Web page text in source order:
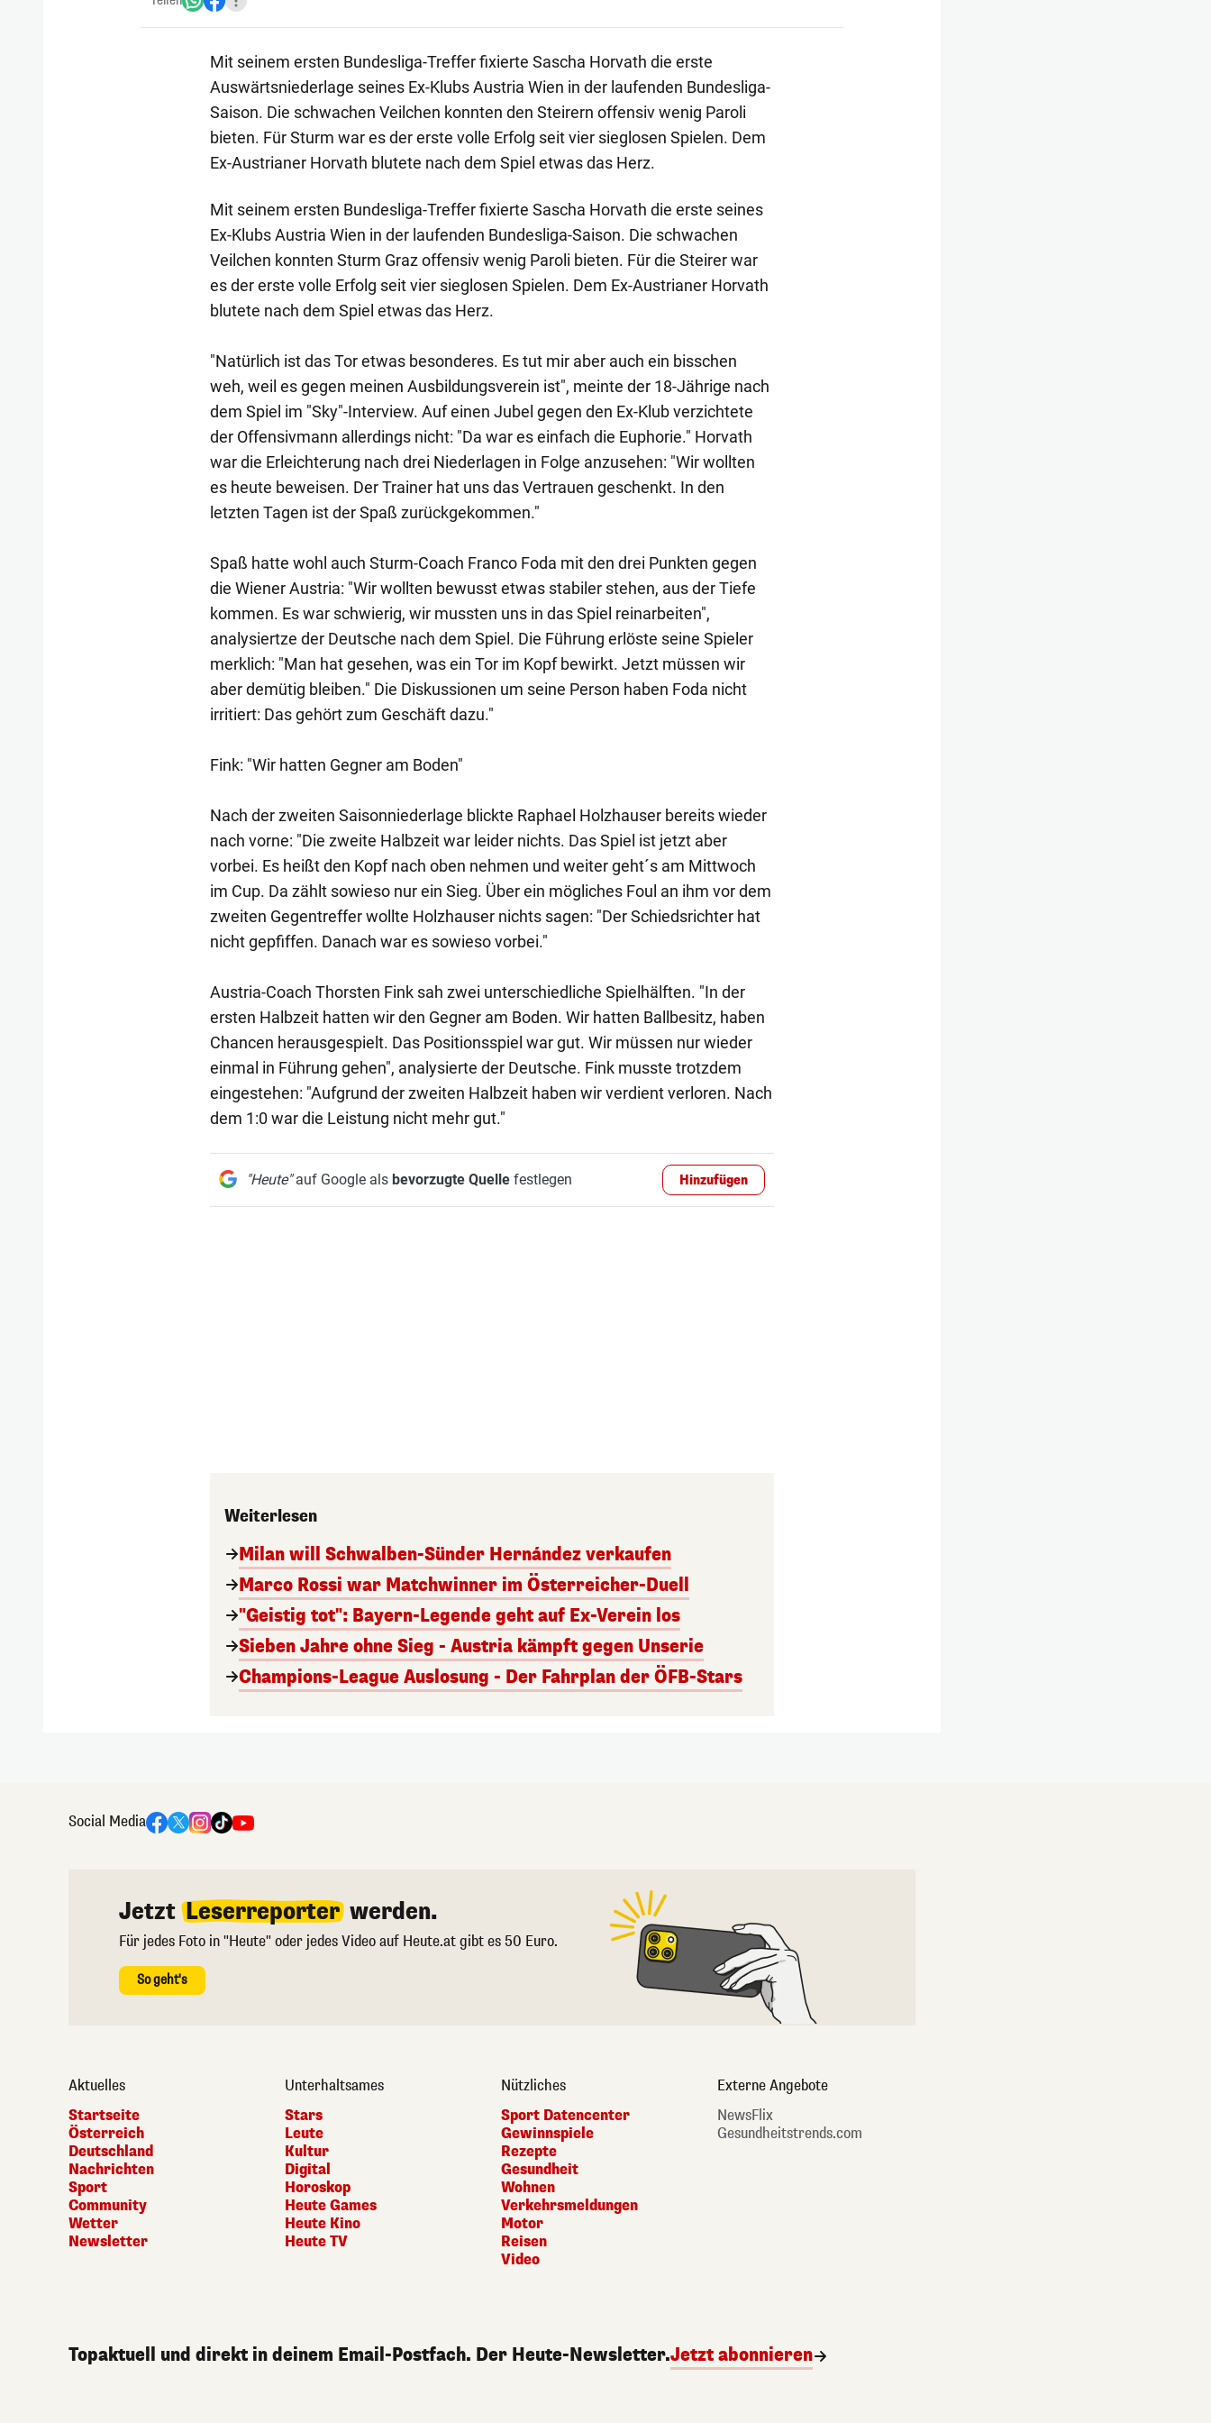
Mit seinem ersten Bundesliga-Treffer fixierte Sascha Horvath die erste
Auswärtsniederlage seines Ex-Klubs Austria Wien in der laufenden Bundesliga-
Saison. Die schwachen Veilchen konnten den Steirern offensiv wenig Paroli
bieten. Für Sturm war es der erste volle Erfolg seit vier sieglosen Spielen. Dem
Ex-Austrianer Horvath blutete nach dem Spiel etwas das Herz.
Mit seinem ersten Bundesliga-Treffer fixierte Sascha Horvath die erste seines
Ex-Klubs Austria Wien in der laufenden Bundesliga-Saison. Die schwachen
Veilchen konnten Sturm Graz offensiv wenig Paroli bieten. Für die Steirer war
es der erste volle Erfolg seit vier sieglosen Spielen. Dem Ex-Austrianer Horvath
blutete nach dem Spiel etwas das Herz.
"Natürlich ist das Tor etwas besonderes. Es tut mir aber auch ein bisschen
weh, weil es gegen meinen Ausbildungsverein ist", meinte der 18-Jährige nach
dem Spiel im "Sky"-Interview. Auf einen Jubel gegen den Ex-Klub verzichtete
der Offensivmann allerdings nicht: "Da war es einfach die Euphorie." Horvath
war die Erleichterung nach drei Niederlagen in Folge anzusehen: "Wir wollten
es heute beweisen. Der Trainer hat uns das Vertrauen geschenkt. In den
letzten Tagen ist der Spaß zurückgekommen."
Spaß hatte wohl auch Sturm-Coach Franco Foda mit den drei Punkten gegen
die Wiener Austria: "Wir wollten bewusst etwas stabiler stehen, aus der Tiefe
kommen. Es war schwierig, wir mussten uns in das Spiel reinarbeiten",
analysiertze der Deutsche nach dem Spiel. Die Führung erlöste seine Spieler
merklich: "Man hat gesehen, was ein Tor im Kopf bewirkt. Jetzt müssen wir
aber demütig bleiben." Die Diskussionen um seine Person haben Foda nicht
irritiert: Das gehört zum Geschäft dazu."
Fink: "Wir hatten Gegner am Boden"
Nach der zweiten Saisonniederlage blickte Raphael Holzhauser bereits wieder
nach vorne: "Die zweite Halbzeit war leider nichts. Das Spiel ist jetzt aber
vorbei. Es heißt den Kopf nach oben nehmen und weiter geht´s am Mittwoch
im Cup. Da zählt sowieso nur ein Sieg. Über ein mögliches Foul an ihm vor dem
zweiten Gegentreffer wollte Holzhauser nichts sagen: "Der Schiedsrichter hat
nicht gepfiffen. Danach war es sowieso vorbei."
Austria-Coach Thorsten Fink sah zwei unterschiedliche Spielhälften. "In der
ersten Halbzeit hatten wir den Gegner am Boden. Wir hatten Ballbesitz, haben
Chancen herausgespielt. Das Positionsspiel war gut. Wir müssen nur wieder
einmal in Führung gehen", analysierte der Deutsche. Fink musste trotzdem
eingestehen: "Aufgrund der zweiten Halbzeit haben wir verdient verloren. Nach
dem 1:0 war die Leistung nicht mehr gut."
"Heute"auf Google als bevorzugte Quellefestlegen Hinzufügen
Weiterlesen
Milan will Schwalben-Sünder Hernández verkaufen
Marco Rossi war Matchwinner im Österreicher-Duell
"Geistig tot": Bayern-Legende geht auf Ex-Verein los
Sieben Jahre ohne Sieg - Austria kämpft gegen Unserie
Champions-League Auslosung - Der Fahrplan der ÖFB-Stars
Social Media
Jetzt Leserreporter werden.
Für jedes Foto in "Heute" oder jedes Video auf Heute.at gibt es 50 Euro.
So geht's
Aktuelles
Startseite
Österreich
Deutschland
Nachrichten
Sport
Community
Wetter
Newsletter
Unterhaltsames
Stars
Leute
Kultur
Digital
Horoskop
Heute Games
Heute Kino
Heute TV
Nützliches
Sport Datencenter
Gewinnspiele
Rezepte
Gesundheit
Wohnen
Verkehrsmeldungen
Motor
Reisen
Video
Externe Angebote
NewsFlix
Gesundheitstrends.com
Topaktuell und direkt in deinem Email-Postfach. Der Heute-Newsletter.Jetzt abonnieren